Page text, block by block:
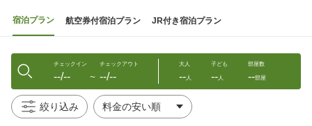
宿泊プラン 航空券付宿泊プラン JR付き宿泊プラン
チェックイン
--/-- 〜
チェックアウト
--/--
大人
--人
子ども
--人
部屋数
--部屋
絞り込み